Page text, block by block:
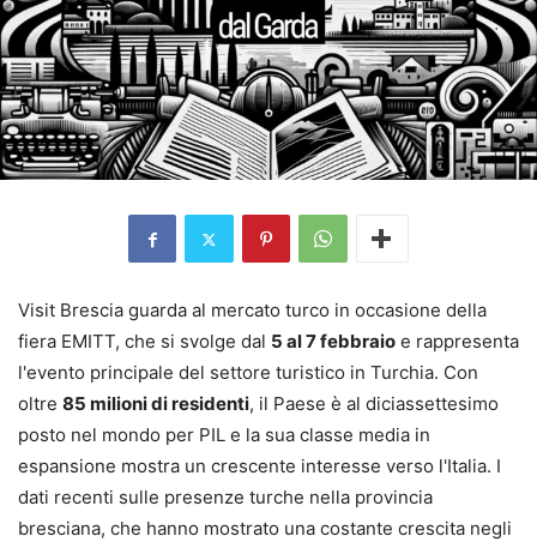
Visit Brescia guarda al mercato turco in occasione della
fiera EMITT, che si svolge dal 5 al 7 febbraio e rappresenta
l'evento principale del settore turistico in Turchia. Con
oltre 85 milioni di residenti, il Paese è al diciassettesimo
posto nel mondo per PIL e la sua classe media in
espansione mostra un crescente interesse verso l'Italia. I
dati recenti sulle presenze turche nella provincia
bresciana, che hanno mostrato una costante crescita negli